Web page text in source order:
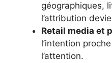
géographiques,
l’attribution
Retail media et
l’intention
l’attention.